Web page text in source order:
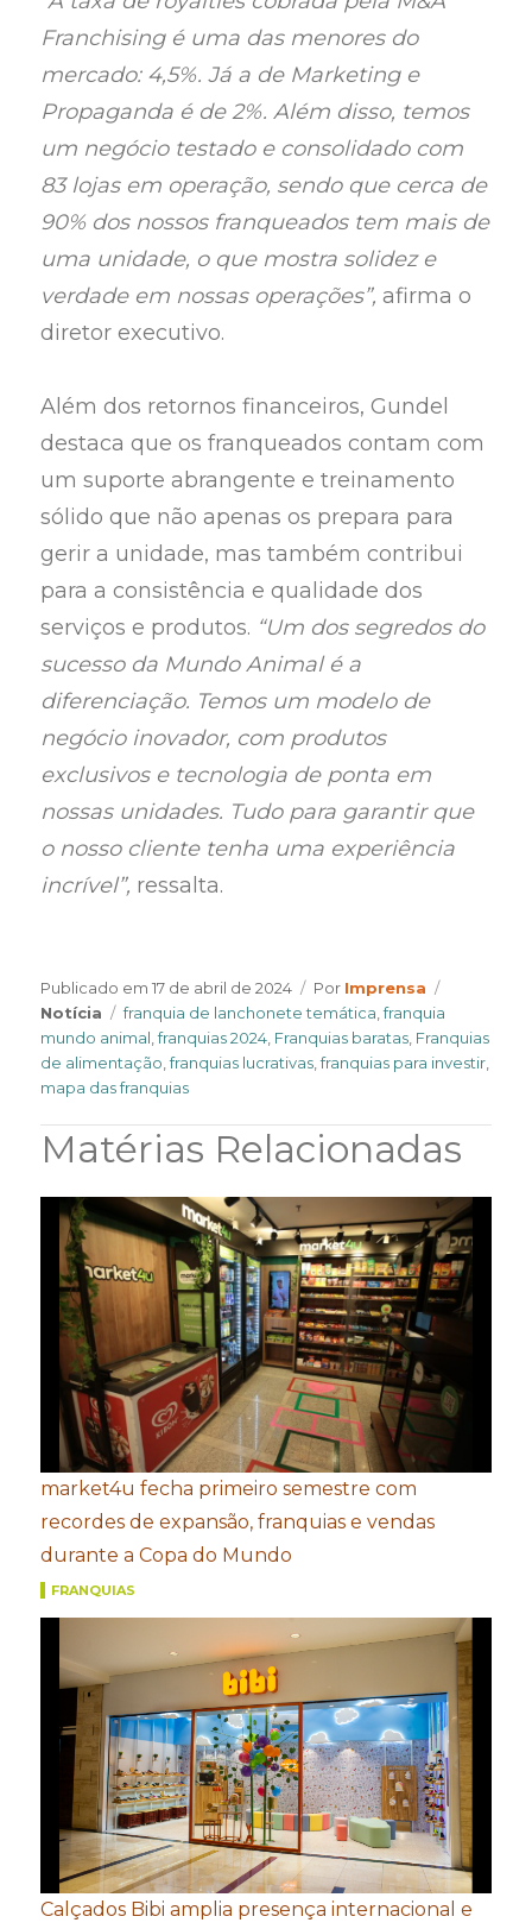
Franchising é uma das menores do
mercado: 4,5%. Já a de Marketing e
Propaganda é de 2%. Além disso, temos
um negócio testado e consolidado com
83 lojas em operação, sendo que cerca de
90% dos nossos franqueados tem mais de
uma unidade, o que mostra solidez e
verdade em nossas operações”, afirma o
diretor executivo.
Além dos retornos financeiros, Gundel
destaca que os franqueados contam com
um suporte abrangente e treinamento
sólido que não apenas os prepara para
gerir a unidade, mas também contribui
para a consistência e qualidade dos
serviços e produtos. “Um dos segredos do
sucesso da Mundo Animal é a
diferenciação. Temos um modelo de
negócio inovador, com produtos
exclusivos e tecnologia de ponta em
nossas unidades. Tudo para garantir que
o nosso cliente tenha uma experiência
incrível”, ressalta.
Publicado em17 de abril de 2024 Por Author
Imprensa
Notícia
Tags
franquia de lanchonete temática ,franquia
mundo animal ,franquias 2024 Franquias baratas Franquias
de alimentação ,franquias lucrativas ,franquias para investir
mapa das franquias
Matérias Relacionadas
market4u fecha primeiro semestre com
recordes de expansão, franquias e vendas
durante a Copa do Mundo
FRANQUIAS
Calçados Bibi amplia presença internacional e